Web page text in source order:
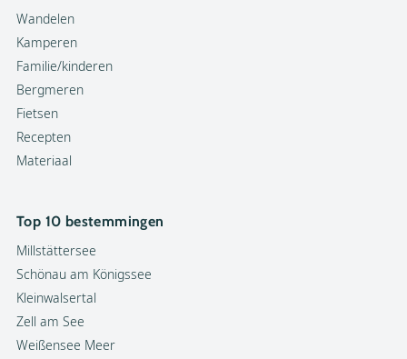
Wandelen
Kamperen
Familie/kinderen
Bergmeren
Fietsen
Recepten
Materiaal
Top 10 bestemmingen
Millstättersee
Schönau am Königssee
Kleinwalsertal
Zell am See
Weißensee Meer